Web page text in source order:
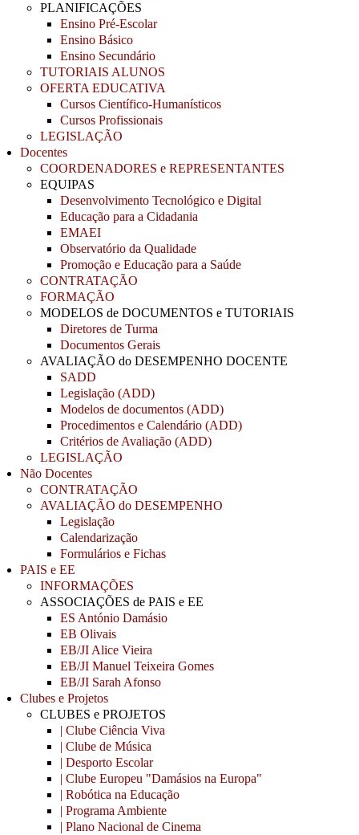
PLANIFICAÇÕES
Ensino Pré-Escolar
Ensino Básico
Ensino Secundário
TUTORIAIS ALUNOS
OFERTA EDUCATIVA
Cursos Científico-Humanísticos
Cursos Profissionais
LEGISLAÇÃO
Docentes
COORDENADORES e REPRESENTANTES
EQUIPAS
Desenvolvimento Tecnológico e Digital
Educação para a Cidadania
EMAEI
Observatório da Qualidade
Promoção e Educação para a Saúde
CONTRATAÇÃO
FORMAÇÃO
MODELOS de DOCUMENTOS e TUTORIAIS
Diretores de Turma
Documentos Gerais
AVALIAÇÃO do DESEMPENHO DOCENTE
SADD
Legislação (ADD)
Modelos de documentos (ADD)
Procedimentos e Calendário (ADD)
Critérios de Avaliação (ADD)
LEGISLAÇÃO
Não Docentes
CONTRATAÇÃO
AVALIAÇÃO do DESEMPENHO
Legislação
Calendarização
Formulários e Fichas
PAIS e EE
INFORMAÇÕES
ASSOCIAÇÕES de PAIS e EE
ES António Damásio
EB Olivais
EB/JI Alice Vieira
EB/JI Manuel Teixeira Gomes
EB/JI Sarah Afonso
Clubes e Projetos
CLUBES e PROJETOS
| Clube Ciência Viva
| Clube de Música
| Desporto Escolar
| Clube Europeu "Damásios na Europa"
| Robótica na Educação
| Programa Ambiente
| Plano Nacional de Cinema